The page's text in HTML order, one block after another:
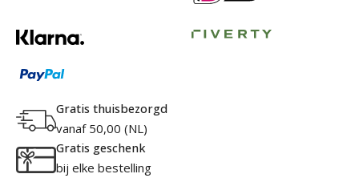
30ml
Eau
Parfum
50ml
Lotion
Gratis thuisbezorgd
vanaf 50,00 (NL)
Gratis geschenk
bij elke bestelling